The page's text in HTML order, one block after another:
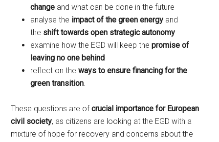
change and what can be done in the future
analyse the impact of the green energy and
the shift towards open strategic autonomy
examine how the EGD will keep thepromise of
leaving no one behind
reflect on theways to ensure financing for the
green transition.
These questions are ofcrucial importance for European
civil society, as citizens are looking at the EGD with a
mixture of hope for recovery and concerns about the